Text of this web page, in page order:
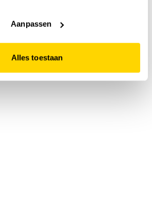
functioneert.
Aanpassen
Alles toestaan